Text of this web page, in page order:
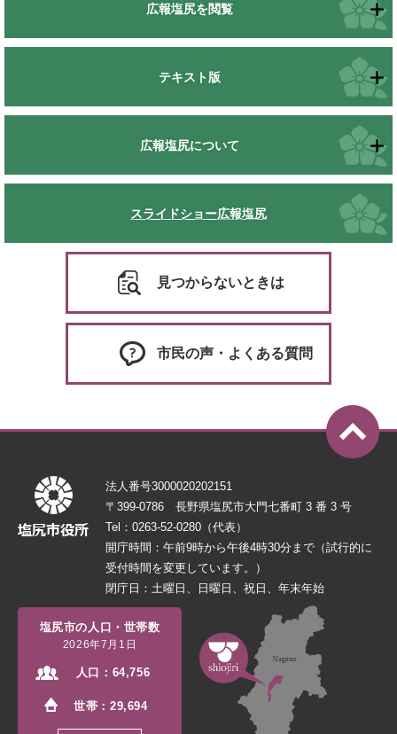
広報塩尻を閲覧
テキスト版
広報塩尻について
スライドショー広報塩尻
見つからないときは
市民の声・よくある質問
法人番号3000020202151
〒399-0786 長野県塩尻市大門七番町 3 番 3 号
Tel：0263-52-0280（代表）
開庁時間：午前9時から午後4時30分まで（試行的に
受付時間を変更しています。）
閉庁日：土曜日、日曜日、祝日、年末年始
塩尻市の人口・世帯数
2026年7月1日
人口： 64,756
世帯：29,694